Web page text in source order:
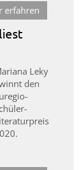
erfahren
Leky
den